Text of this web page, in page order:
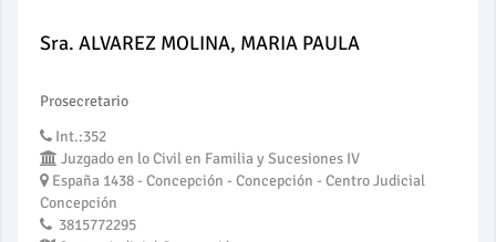
Sra. ALVAREZ MOLINA, MARIA PAULA
Prosecretario
Int.:352
Juzgado en lo Civil en Familia y Sucesiones IV
España 1438 - Concepción - Concepción - Centro Judicial
Concepción
3815772295